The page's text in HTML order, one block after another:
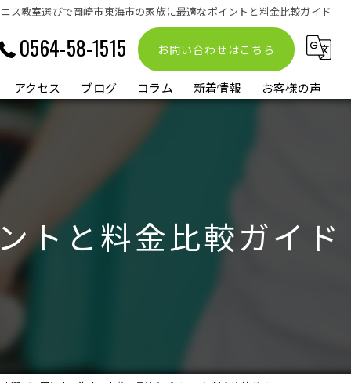
ス教室選びで岡崎市東海市の家族に最適なポイントと料金比較ガイド
0564-58-1515 お問い合わせはこちら
アクセス ブログ コラム 新着情報 お客様の声
トと料金比較ガイド